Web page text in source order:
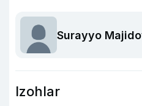
Surayyo
Izohlar